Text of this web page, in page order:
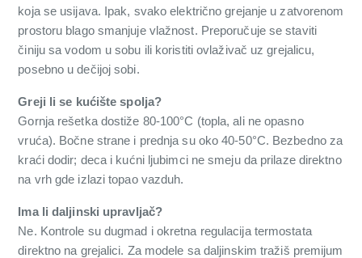
koja se usijava. Ipak, svako električno grejanje u zatvorenom
prostoru blago smanjuje vlažnost. Preporučuje se staviti
činiju sa vodom u sobu ili koristiti ovlaživač uz grejalicu,
posebno u dečijoj sobi.
Greji li se kućište spolja?
Gornja rešetka dostiže 80-100°C (topla, ali ne opasno
vruća). Bočne strane i prednja su oko 40-50°C. Bezbedno za
kraći dodir; deca i kućni ljubimci ne smeju da prilaze direktno
na vrh gde izlazi topao vazduh.
Ima li daljinski upravljač?
Ne. Kontrole su dugmad i okretna regulacija termostata
direktno na grejalici. Za modele sa daljinskim tražiš premijum